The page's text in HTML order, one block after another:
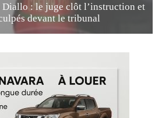
: le juge clôt l’instruction et
devant le tribunal